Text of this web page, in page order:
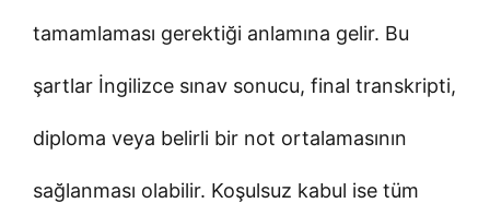
tamamlaması gerektiği anlamına gelir. Bu
şartlar İngilizce sınav sonucu, final transkripti,
diploma veya belirli bir not ortalamasının
sağlanması olabilir. Koşulsuz kabul ise tüm